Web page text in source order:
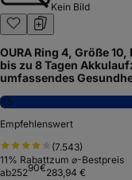
Kein Bild
OURA Ring 4, Größe
bis zu 8 Tagen
umfassendes
7,5
Empfehlenswert
(7.543)
11% Rabattzum ⌀-Bestpreis
ab25290€283,94 €